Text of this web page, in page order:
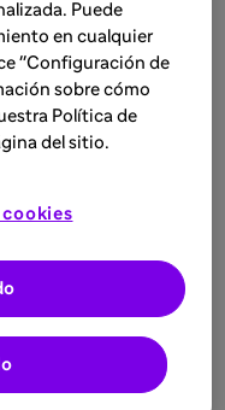
Puede
en cualquier
"Configuración de
sobre cómo
Política de
del sitio.